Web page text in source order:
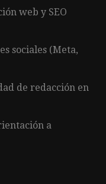
web y SEO
sociales (Meta,
de redacción en
a